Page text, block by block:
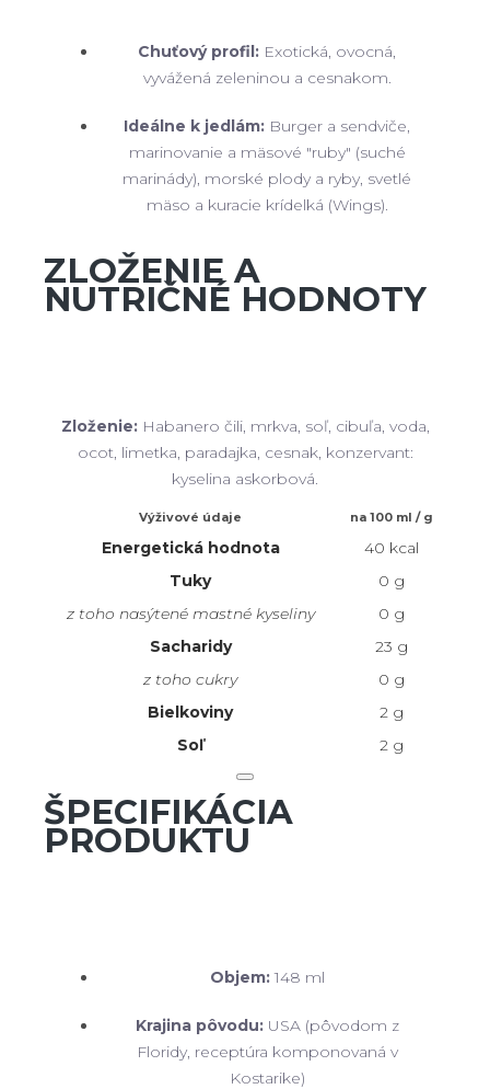
Chuťový profil: Exotická, ovocná,
vyvážená zeleninou a cesnakom.
Ideálne k jedlám: Burger a sendviče,
marinovanie a mäsové "ruby" (suché
marinády), morské plody a ryby, svetlé
mäso a kuracie krídelká (Wings).
ZLOŽENIE A
NUTRIČNÉ HODNOTY
Zloženie:Habanero čili, mrkva, soľ, cibuľa, voda,
ocot, limetka, paradajka, cesnak, konzervant:
kyselina askorbová.
Výživové údaje na 100 ml / g
Energetická hodnota
40 kcal
Tuky
0 g
z toho nasýtené mastné kyseliny
0 g
Sacharidy
23 g
z toho cukry
0 g
Bielkoviny
2 g
Soľ
2 g
ŠPECIFIKÁCIA
PRODUKTU
Objem:148 ml
Krajina pôvodu:USA (pôvodom z
Floridy, receptúra komponovaná v
Kostarike)